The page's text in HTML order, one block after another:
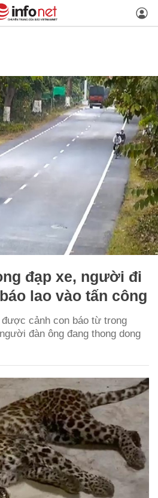
đạp xe, người đi
lao vào tấn công
cảnh con báo từ trong
đàn ông đang thong dong